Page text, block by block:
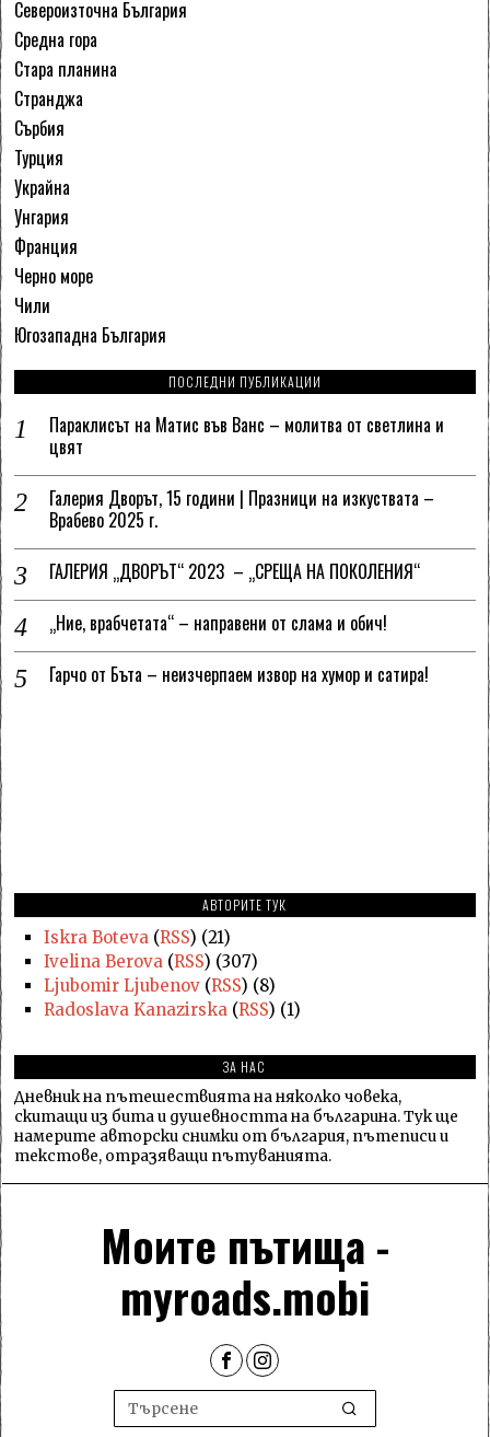
Североизточна България
Средна гора
Стара планина
Странджа
Сърбия
Турция
Украйна
Унгария
Франция
Черно море
Чили
Югозападна България
ПОСЛЕДНИ ПУБЛИКАЦИИ
Параклисът на Матис във Ванс – молитва от светлина и
цвят
Галерия Дворът, 15 години | Празници на изкуствата –
Врабево 2025 г.
ГАЛЕРИЯ „ДВОРЪТ“ 2023 – „СРЕЩА НА ПОКОЛЕНИЯ“
„Ние, врабчетата“ – направени от слама и обич!
Гарчо от Бъта – неизчерпаем извор на хумор и сатира!
АВТОРИТЕ ТУК
Iskra Boteva(RSS) (21)
Ivelina Berova(RSS) (307)
Ljubomir Ljubenov(RSS) (8)
Radoslava Kanazirska(RSS) (1)
ЗА НАС
Дневник на пътешествията на няколко човека,
скитащи из бита и душевността на българина. Тук ще
намерите авторски снимки от българия, пътеписи и
текстове, отразяващи пътуванията.
Моите пътища -
myroads.mobi